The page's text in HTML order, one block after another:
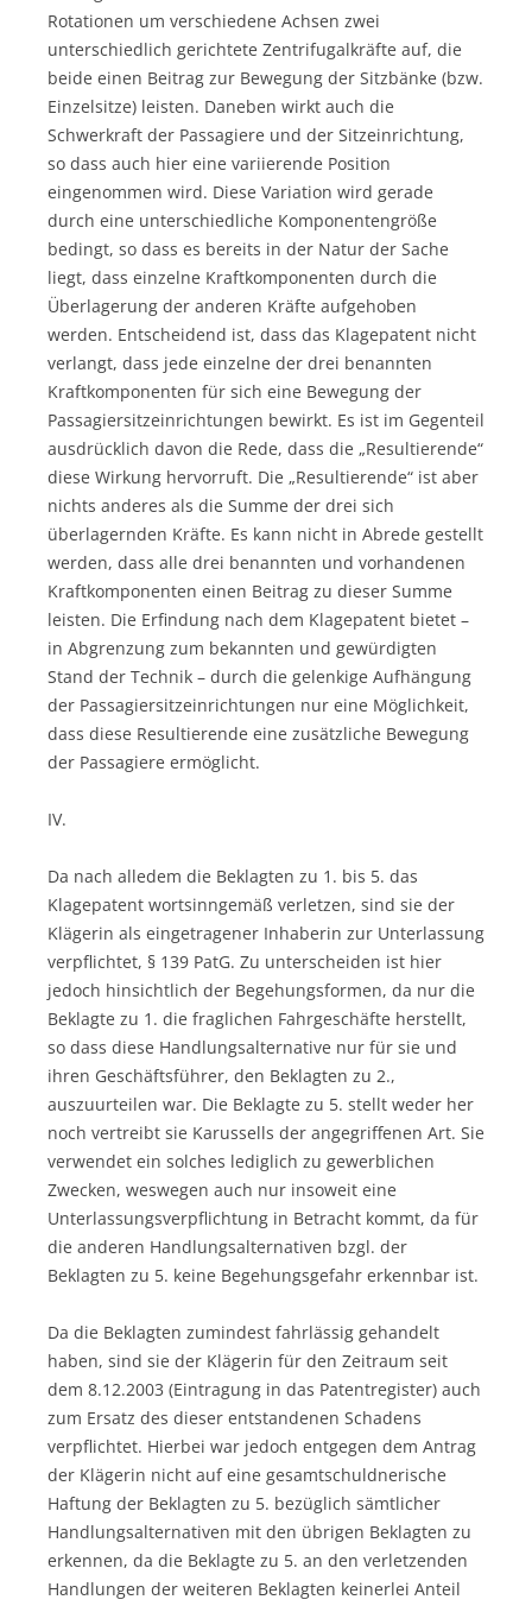
Rotationen um verschiedene Achsen zwei
unterschiedlich gerichtete Zentrifugalkräfte auf, die
beide einen Beitrag zur Bewegung der Sitzbänke (bzw.
Einzelsitze) leisten. Daneben wirkt auch die
Schwerkraft der Passagiere und der Sitzeinrichtung,
so dass auch hier eine variierende Position
eingenommen wird. Diese Variation wird gerade
durch eine unterschiedliche Komponentengröße
bedingt, so dass es bereits in der Natur der Sache
liegt, dass einzelne Kraftkomponenten durch die
Überlagerung der anderen Kräfte aufgehoben
werden. Entscheidend ist, dass das Klagepatent nicht
verlangt, dass jede einzelne der drei benannten
Kraftkomponenten für sich eine Bewegung der
Passagiersitzeinrichtungen bewirkt. Es ist im Gegenteil
ausdrücklich davon die Rede, dass die „Resultierende“
diese Wirkung hervorruft. Die „Resultierende“ ist aber
nichts anderes als die Summe der drei sich
überlagernden Kräfte. Es kann nicht in Abrede gestellt
werden, dass alle drei benannten und vorhandenen
Kraftkomponenten einen Beitrag zu dieser Summe
leisten. Die Erfindung nach dem Klagepatent bietet –
in Abgrenzung zum bekannten und gewürdigten
Stand der Technik – durch die gelenkige Aufhängung
der Passagiersitzeinrichtungen nur eine Möglichkeit,
dass diese Resultierende eine zusätzliche Bewegung
der Passagiere ermöglicht.
IV.
Da nach alledem die Beklagten zu 1. bis 5. das
Klagepatent wortsinngemäß verletzen, sind sie der
Klägerin als eingetragener Inhaberin zur Unterlassung
verpflichtet, § 139 PatG. Zu unterscheiden ist hier
jedoch hinsichtlich der Begehungsformen, da nur die
Beklagte zu 1. die fraglichen Fahrgeschäfte herstellt,
so dass diese Handlungsalternative nur für sie und
ihren Geschäftsführer, den Beklagten zu 2.,
auszuurteilen war. Die Beklagte zu 5. stellt weder her
noch vertreibt sie Karussells der angegriffenen Art. Sie
verwendet ein solches lediglich zu gewerblichen
Zwecken, weswegen auch nur insoweit eine
Unterlassungsverpflichtung in Betracht kommt, da für
die anderen Handlungsalternativen bzgl. der
Beklagten zu 5. keine Begehungsgefahr erkennbar ist.
Da die Beklagten zumindest fahrlässig gehandelt
haben, sind sie der Klägerin für den Zeitraum seit
dem 8.12.2003 (Eintragung in das Patentregister) auch
zum Ersatz des dieser entstandenen Schadens
verpflichtet. Hierbei war jedoch entgegen dem Antrag
der Klägerin nicht auf eine gesamtschuldnerische
Haftung der Beklagten zu 5. bezüglich sämtlicher
Handlungsalternativen mit den übrigen Beklagten zu
erkennen, da die Beklagte zu 5. an den verletzenden
Handlungen der weiteren Beklagten keinerlei Anteil